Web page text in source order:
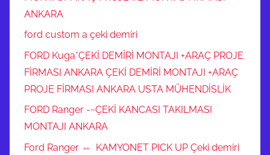
ANKARA
ford custom a çeki demiri
FORD Kuga*ÇEKİ DEMİRİ MONTAJI +ARAÇ PROJE
FİRMASI ANKARA ÇEKİ DEMİRİ MONTAJI +ARAÇ
PROJE FİRMASI ANKARA USTA MÜHENDİSLİK
FORD Ranger -~ÇEKİ KANCASI TAKILMASI
MONTAJI ANKARA
Ford Ranger ⇔ KAMYONET PICK UP Çeki demiri